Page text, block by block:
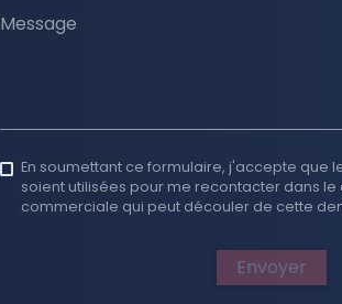
Message
En soumettant ce formulaire, j'accepte que
soient utilisées pour me recontacter dans
commerciale qui peut découler de cette
Envoyer